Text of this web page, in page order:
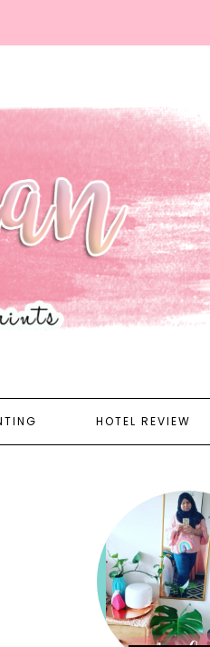
HOTEL REVIEW